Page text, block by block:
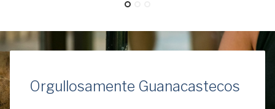
Orgullosamente Guanacastecos